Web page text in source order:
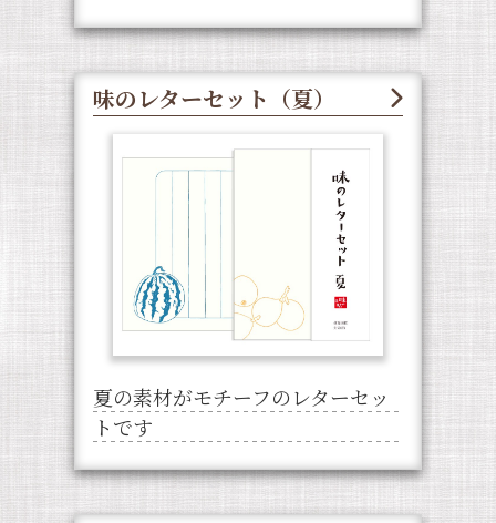
味のレターセット（夏）
夏の素材がモチーフのレターセッ
トです